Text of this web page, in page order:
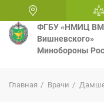
ФГБУ «НМИЦ
Вишневского»
Минобороны
Главная Врачи